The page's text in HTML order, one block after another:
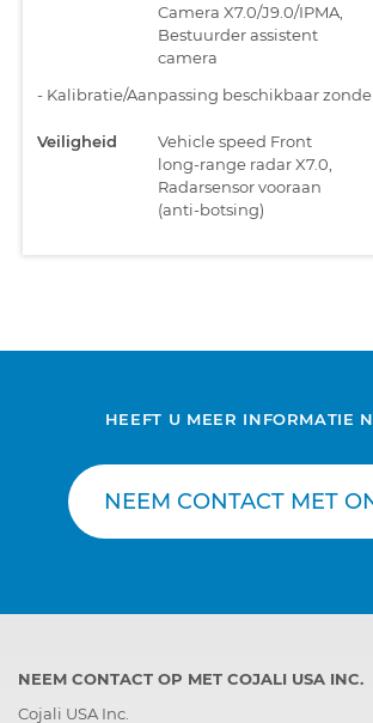
Camera X7.0/J9.0/IPMA,
Bestuurder assistent
camera
- Kalibratie/Aanpassing beschikbaar
Veiligheid
Vehicle speed Front
long-range radar X7.0,
Radarsensor vooraan
(anti-botsing)
HEEFT U MEER INFORMATIE
NEEM CONTACT MET
NEEM CONTACT OP MET COJALI USA INC.
Cojali USA Inc.